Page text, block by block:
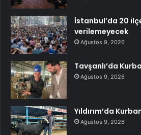
İstanbul’da 20
verilemeyecek
Ağustos 9, 2026
Tavşanlı’da
Ağustos 9, 2026
Yıldırım’da
Ağustos 9, 2026